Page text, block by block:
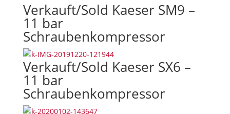
Verkauft/Sold Kaeser SM9 –
11 bar
Schraubenkompressor
Verkauft/Sold Kaeser SX6 –
11 bar
Schraubenkompressor